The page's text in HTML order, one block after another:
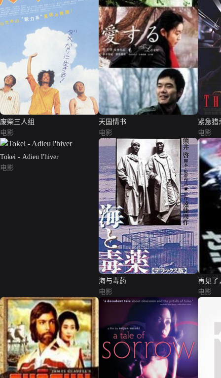
废柴三人组
电影
天国情书
电影
紧急猎
电影
Tokei - Adieu l'hiver
电影
海与毒药
电影
再见了
电影